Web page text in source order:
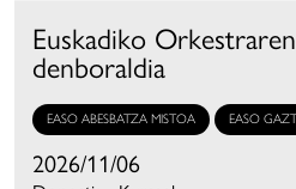
Euskadiko
denboraldia
EASO ABESBATZA MISTOA EASO
2026/11/06